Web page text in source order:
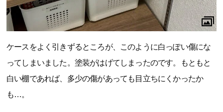
ケースをよく引きずるところが、このように白っぽい傷にな
ってしまいました。塗装がはげてしまったのです。もともと
白い棚であれば、多少の傷があっても目立ちにくかったか
も…。